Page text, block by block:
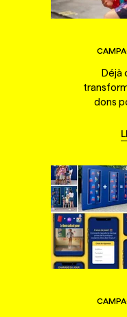
Déjà
dons